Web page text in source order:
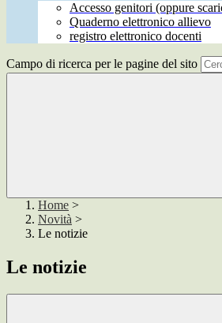
Accesso genitori (oppure
Quaderno elettronico allievo
registro elettronico docenti
Campo di ricerca per le pagine del sito
Home >
Novità >
Le notizie
Le notizie